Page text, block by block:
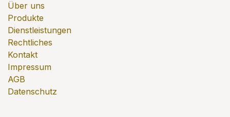
Über uns
Produkte
Dienstleistungen
Rechtliches
Kontakt
Impressum
AGB
Datenschutz